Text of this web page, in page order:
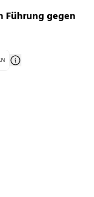
Führung gegen